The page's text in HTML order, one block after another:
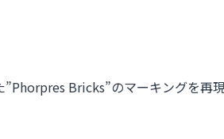
Bricks”のマーキングを再現